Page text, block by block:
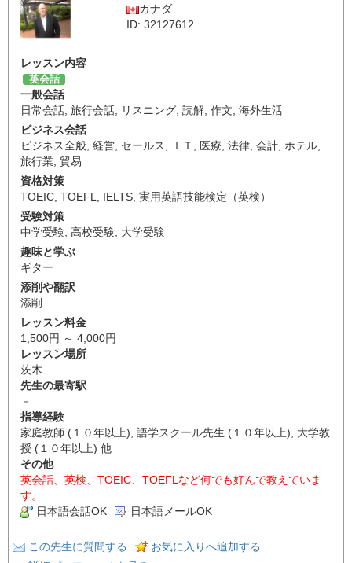
カナダ
ID: 32127612
レッスン内容
英会話
一般会話
日常会話 旅行会話 リスニング 読解 作文 海外生活
ビジネス会話
ビジネス全般 経営 セールス ＩＴ 医療 法律 会計 ホテル
旅行業 貿易
資格対策
TOEIC TOEFL IELTS 実用英語技能検定（英検）
受験対策
中学受験 高校受験 大学受験
趣味と学ぶ
ギター
添削や翻訳
添削
レッスン料金
1,500円 ～ 4,000円
レッスン場所
茨木
先生の最寄駅
－
指導経験
家庭教師 (１０年以上), 語学スクール先生 (１０年以上), 大学教
授 (１０年以上) 他
その他
英会話、英検、TOEIC、TOEFLなど何でも好んで教えていま
す。
日本語会話OK
日本語メールOK
この先生に質問する
お気に入りへ追加する